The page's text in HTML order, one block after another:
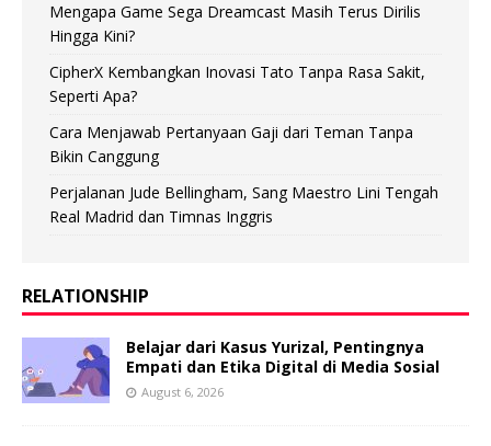
Mengapa Game Sega Dreamcast Masih Terus Dirilis
Hingga Kini?
CipherX Kembangkan Inovasi Tato Tanpa Rasa Sakit,
Seperti Apa?
Cara Menjawab Pertanyaan Gaji dari Teman Tanpa
Bikin Canggung
Perjalanan Jude Bellingham, Sang Maestro Lini Tengah
Real Madrid dan Timnas Inggris
RELATIONSHIP
Belajar dari Kasus Yurizal, Pentingnya
Empati dan Etika Digital di Media Sosial
August 6, 2026